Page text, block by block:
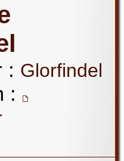
: Glorfindel
: